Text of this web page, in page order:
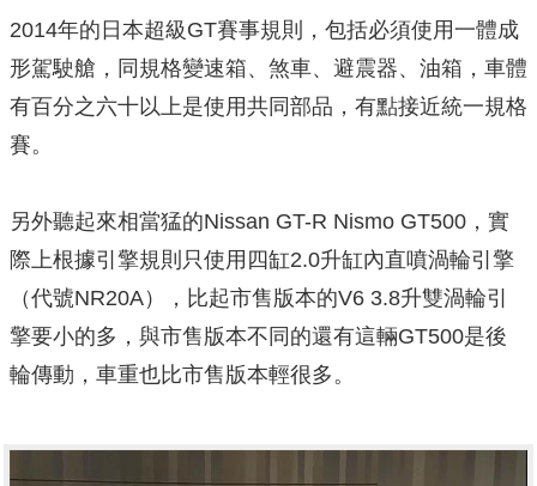
2014年的日本超級GT賽事規則，包括必須使用一體成
形駕駛艙，同規格變速箱、煞車、避震器、油箱，車體
有百分之六十以上是使用共同部品，有點接近統一規格
賽。
另外聽起來相當猛的Nissan GT-R Nismo GT500，實
際上根據引擎規則只使用四缸2.0升缸內直噴渦輪引擎
（代號NR20A），比起市售版本的V6 3.8升雙渦輪引
擎要小的多，與市售版本不同的還有這輛GT500是後
輪傳動，車重也比市售版本輕很多。